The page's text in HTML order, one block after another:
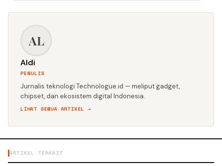
AL
Aldi
PENULIS
Jurnalis teknologi Technologue.id — meliput gadget,
chipset, dan ekosistem digital Indonesia.
LIHAT SEMUA ARTIKEL →
ARTIKEL TERKAIT